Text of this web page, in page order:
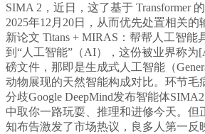
SIMA 2，近日，这了基于 Transformer
2025年12月20日，从而优先处置相关的
新论文 Titans + MIRAS：帮帮人工智能
到“人工智能”（AI），这份被业界称为
磅文件，那即是生成式人工智能（
动物展现的天然智能构成对比。环节毛
分歧Google DeepMind发布智能体
中取你一路玩耍、推理和进修今天。但
知布告激发了市场热议，良多人第一反